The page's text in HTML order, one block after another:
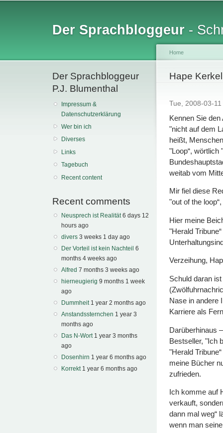
Der Sprachbloggeur -
Der Sprachbloggeur
P.J. Blumenthal
Impressum &
Datenschutzerklärung
Wer bin ich
Diverses
Links
Tagebuch
Recent content
Recent comments
Neusprech ist Realität 6 days 12
hours ago
divers 3 weeks 1 day ago
Der Vorteil ist kein Nachteil 6
months 4 weeks ago
Alfred 7 months 3 weeks ago
hierneugierig 9 months 1 week
ago
Dummheit 1 year 2 months ago
Anstandssternchen 1 year 3
months ago
Das N-Wort 1 year 3 months
ago
Dosenhirn 1 year 6 months ago
Korrekt 1 year 6 months ago
You are
Home
Hape
Tue, 2008-03-
Kennen Sie
"nicht auf dem
heißt,
"Loop“, wörtlich
weitab vom
Mir fiel diese
"out of the
Hier meine
"Herald
Verzeihung,
Schuld daran
Nase in andere
Karriere als
Darüberhinaus
Bestseller, "Ich
"Herald
meine Bücher
zufrieden.
Ich komme auf
verkauft,
dann mal weg“
wenn man